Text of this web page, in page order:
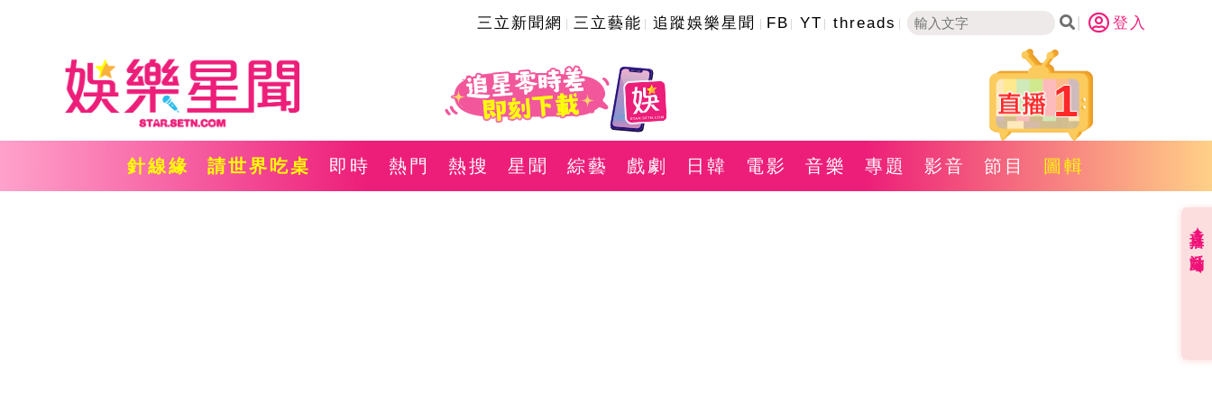
三立新聞網 三立藝能 追蹤娛樂星聞 FB YT threads 登入
1
針線緣 請世界吃桌 即時 熱門 熱搜 星聞 綜藝 戲劇 日韓 電影 音樂 專題 影音 節目 圖輯
直播✦活動